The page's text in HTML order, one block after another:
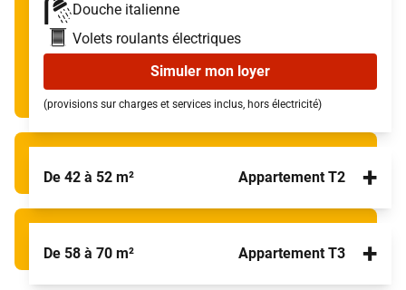
Douche italienne
Volets roulants électriques
Simuler mon loyer
(provisions sur charges et services inclus, hors électricité)
De 42 à 52 m² Appartement T2 +
De 58 à 70 m² Appartement T3 +